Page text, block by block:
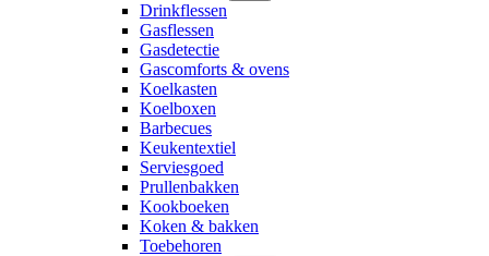
Drinkflessen
Gasflessen
Gasdetectie
Gascomforts & ovens
Koelkasten
Koelboxen
Barbecues
Keukentextiel
Serviesgoed
Prullenbakken
Kookboeken
Koken & bakken
Toebehoren